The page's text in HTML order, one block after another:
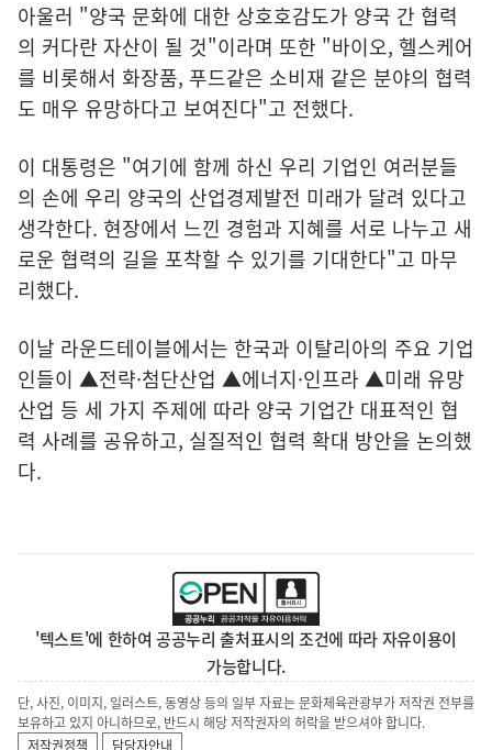
아울러 "양국 문화에 대한 상호호감도가 양국 간 협력
의 커다란 자산이 될 것"이라며 또한 "바이오, 헬스케어
를 비롯해서 화장품, 푸드같은 소비재 같은 분야의 협력
도 매우 유망하다고 보여진다"고 전했다.
이 대통령은 "여기에 함께 하신 우리 기업인 여러분들
의 손에 우리 양국의 산업경제발전 미래가 달려 있다고
생각한다. 현장에서 느낀 경험과 지혜를 서로 나누고 새
로운 협력의 길을 포착할 수 있기를 기대한다"고 마무
리했다.
이날 라운드테이블에서는 한국과 이탈리아의 주요 기업
인들이 ▲전략·첨단산업 ▲에너지·인프라 ▲미래 유망
산업 등 세 가지 주제에 따라 양국 기업간 대표적인 협
력 사례를 공유하고, 실질적인 협력 확대 방안을 논의했
다.
'텍스트'에 한하여 공공누리 출처표시의 조건에 따라 자유이용이
가능합니다.
단, 사진, 이미지, 일러스트, 동영상 등의 일부 자료는 문화체육관광부가 저작권 전부를
보유하고 있지 아니하므로, 반드시 해당 저작권자의 허락을 받으셔야 합니다.
저작권정책
담당자안내